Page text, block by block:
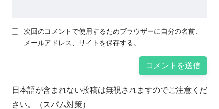
次回のコメントで使用するためブラウザーに自分の名前、
メールアドレス、サイトを保存する。
日本語が含まれない投稿は無視されますのでご注意くだ
さい。（スパム対策）